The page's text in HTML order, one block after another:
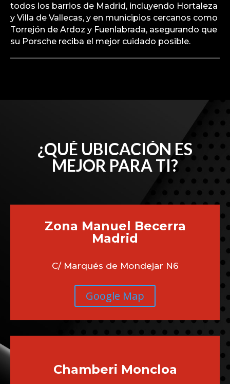
todos los barrios de Madrid, incluyendo Hortaleza
y Villa de Vallecas, y en municipios cercanos como
Torrejón de Ardoz y Fuenlabrada, asegurando que
su Porsche reciba el mejor cuidado posible.
¿QUÉ UBICACIÓN ES
MEJOR PARA TI?
Zona Manuel Becerra
Madrid
C/ Marqués de Mondejar N6
Google Map
Chamberi Moncloa